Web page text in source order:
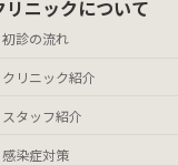
リニックについて
初診の流れ
クリニック紹介
スタッフ紹介
感染症対策